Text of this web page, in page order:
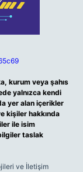
kurum veya şahıs
yalnızca kendi
yer alan içerikler
kişiler hakkında
ile isim
taslak
ve İletişim